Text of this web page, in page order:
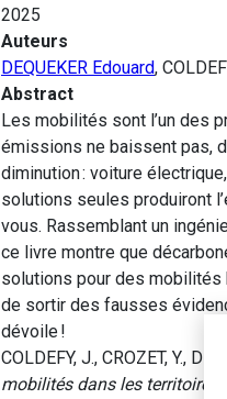
2025
Auteurs
DEQUEKER Edouard,
Abstract
Les mobilités sont l’un des
émissions ne baissent pas,
diminution : voiture
solutions seules produiront
vous. Rassemblant un
ce livre montre que
solutions pour des mobilités
de sortir des fausses
dévoile !
COLDEFY, J., CROZET, Y.,
mobilités dans les territoires